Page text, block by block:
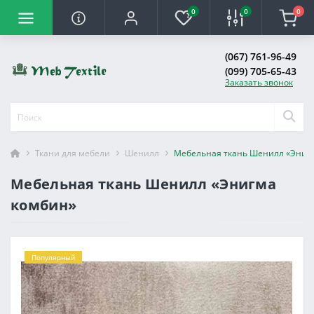
0 0 0
(067) 761-96-49
(099) 705-65-43
Заказать звонок
Ткани для мебели Шенилл Мебельная ткань Шенилл
Мебельная ткань Шенилл «Энигма
комбин»
Популярный